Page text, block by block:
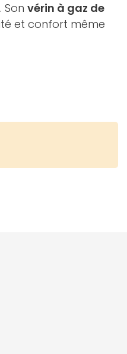
vérin à gaz de
et confort même